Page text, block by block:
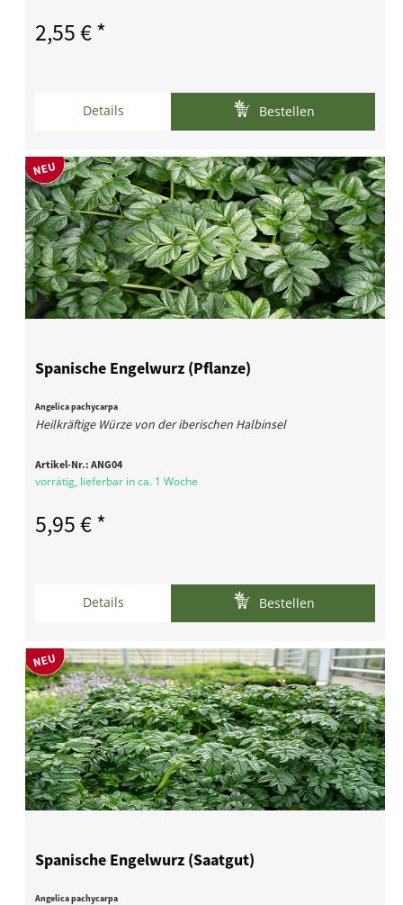
2,55 € *
Details Bestellen
Spanische Engelwurz (Pflanze)
Angelica pachycarpa
Heilkräftige Würze von der iberischen Halbinsel
Artikel-Nr.:ANG04
vorrätig, lieferbar in ca. 1 Woche
5,95 € *
Details Bestellen
Spanische Engelwurz (Saatgut)
Angelica pachycarpa